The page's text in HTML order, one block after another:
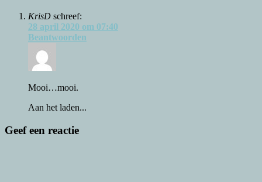
KrisD schreef:
28 april 2020 om 07:40
Beantwoorden
Mooi…mooi.
Aan het laden...
Geef een reactie